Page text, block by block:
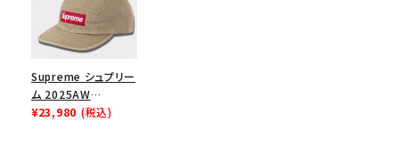
Supreme シュプリー
ム 2025AW
Washed Chino
¥23,980 (税込)